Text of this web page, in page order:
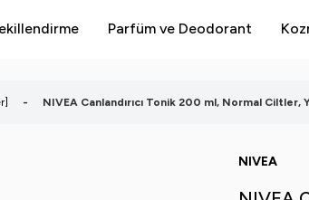
Parfüm ve Deodorant
- NIVEA Canlandırıcı Tonik 200 ml, Normal
NIVEA